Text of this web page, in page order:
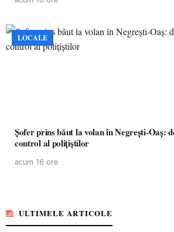
LOCALE
Șofer prins băut la volan în Negrești-Oaș:
control al polițiștilor
acum 16 ore
ULTIMELE ARTICOLE